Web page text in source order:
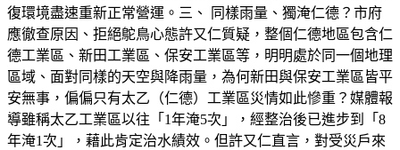
復環境盡速重新正常營運。三、 同樣雨量、獨淹仁德？市府
應徹查原因、拒絕鴕鳥心態許又仁質疑，整個仁德地區包含仁
德工業區、新田工業區、保安工業區等，明明處於同一個地理
區域、面對同樣的天空與降雨量，為何新田與保安工業區皆平
安無事，偏偏只有太乙（仁德）工業區災情如此慘重？媒體報
導雖稱太乙工業區以往「1年淹5次」，經整治後已進步到「8
年淹1次」，藉此肯定治水績效。但許又仁直言，對受災戶來